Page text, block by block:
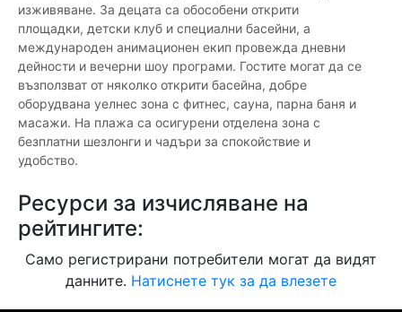
изживяване. За децата са обособени открити
площадки, детски клуб и специални басейни, а
международен анимационен екип провежда дневни
дейности и вечерни шоу програми. Гостите могат да се
възползват от няколко открити басейна, добре
оборудвана уелнес зона с фитнес, сауна, парна баня и
масажи. На плажа са осигурени отделена зона с
безплатни шезлонги и чадъри за спокойствие и
удобство.
Ресурси за изчисляване на
рейтингите:
Само регистрирани потребители могат да видят
данните. Натиснете тук за да влезете